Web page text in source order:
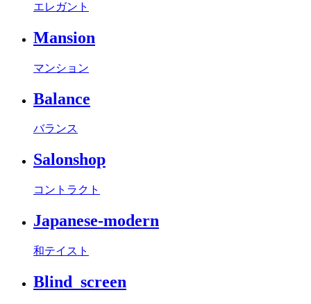
エレガント
Mansion
マンション
Balance
バランス
Salonshop
コントラクト
Japanese-modern
和テイスト
Blind_screen